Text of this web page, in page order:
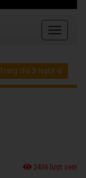
Trang chủ Nghệ sĩ
2436 lượt xem